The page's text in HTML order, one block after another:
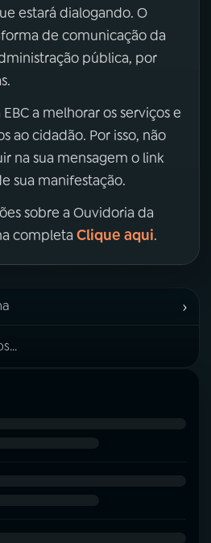
estará dialogando. O
de comunicação da
pública, por
a melhorar os serviços e
ao cidadão. Por isso, não
na sua mensagem o link
sua manifestação.
sobre a Ouvidoria da
completa Clique aqui.
›